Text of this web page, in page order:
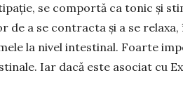
se comportă ca tonic și
de a se contracta și a se
la nivel intestinal. Foarte
Iar dacă este asociat cu